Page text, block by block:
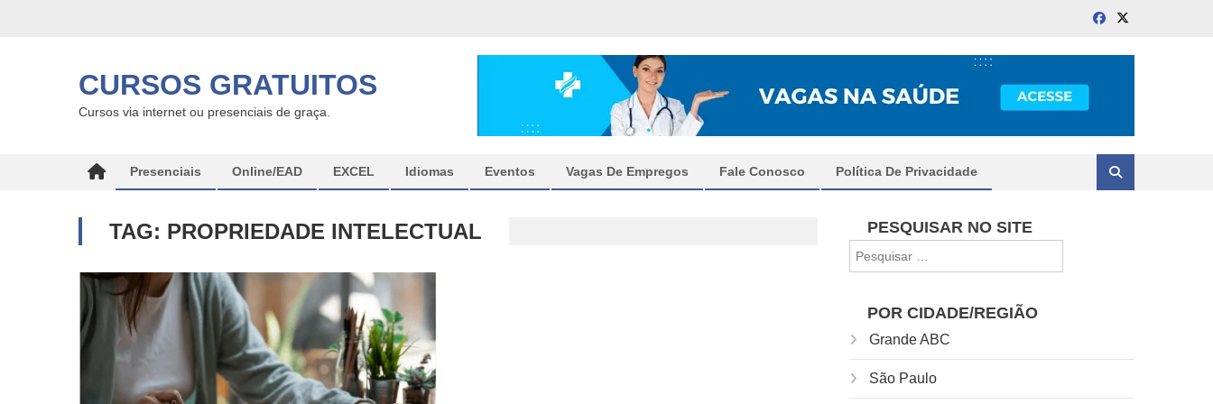
CURSOS GRATUITOS
Cursos via internet ou presenciais de graça.
Presenciais Online/EAD EXCEL Idiomas Eventos Vagas De Empregos Fale Conosco Política De Privacidade
TAG: PROPRIEDADE INTELECTUAL PESQUISAR NO SITE
por:
POR CIDADE/REGIÃO
Grande ABC
São Paulo